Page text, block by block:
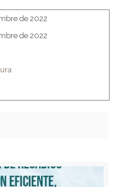
de 2022
de 2022